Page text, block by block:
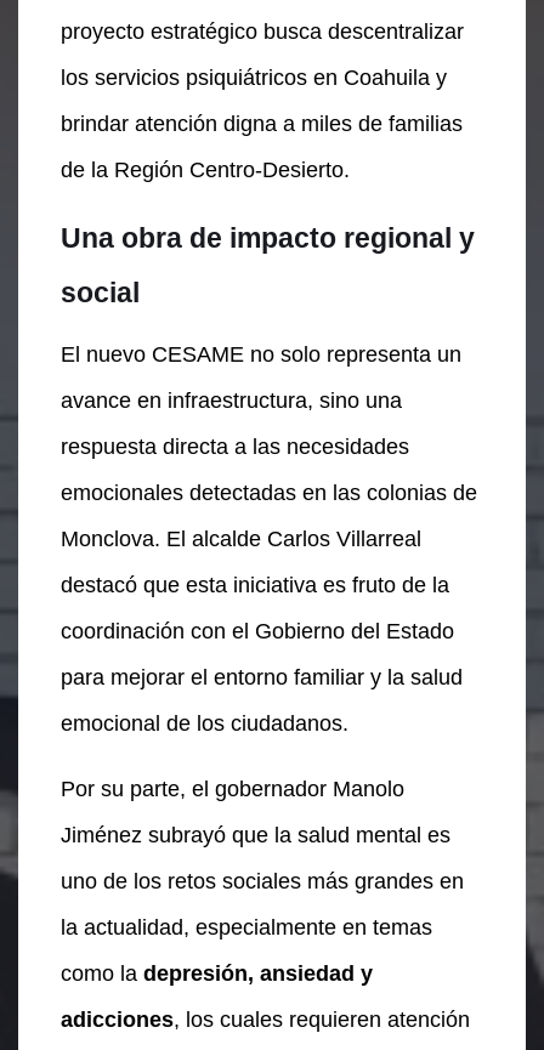
proyecto estratégico busca descentralizar
los servicios psiquiátricos en Coahuila y
brindar atención digna a miles de familias
de la Región Centro-Desierto.
Una obra de impacto regional y
social
El nuevo CESAME no solo representa un
avance en infraestructura, sino una
respuesta directa a las necesidades
emocionales detectadas en las colonias de
Monclova. El alcalde Carlos Villarreal
destacó que esta iniciativa es fruto de la
coordinación con el Gobierno del Estado
para mejorar el entorno familiar y la salud
emocional de los ciudadanos.
Por su parte, el gobernador Manolo
Jiménez subrayó que la salud mental es
uno de los retos sociales más grandes en
la actualidad, especialmente en temas
como la depresión, ansiedad y
adicciones, los cuales requieren atención